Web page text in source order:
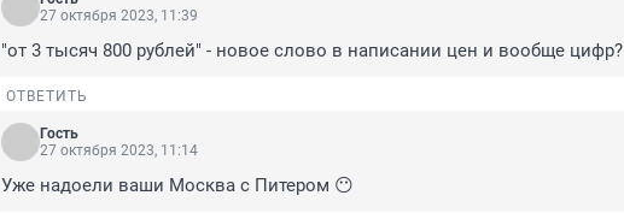
27 октября 2023, 11:39
"от 3 тысяч 800 рублей" - новое слово в написании цен и вообще цифр?
ОТВЕТИТЬ
Гость
27 октября 2023, 11:14
Уже надоели ваши Москва с Питером 😶